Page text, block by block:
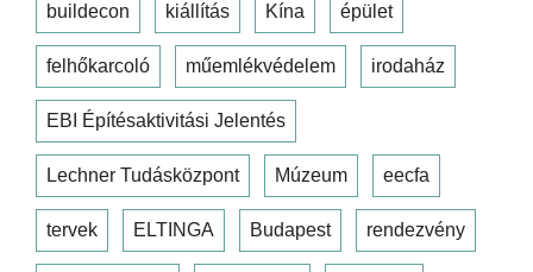
buildecon kiállítás Kína épület
felhőkarcoló műemlékvédelem irodaház
EBI Építésaktivitási Jelentés
Lechner Tudásközpont Múzeum eecfa
tervek ELTINGA Budapest rendezvény